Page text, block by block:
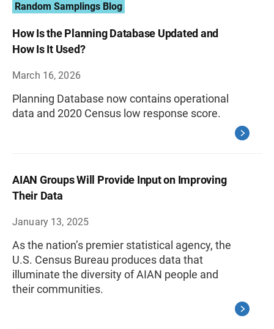
Random Samplings Blog
How Is the Planning Database Updated and
How Is It Used?
March 16, 2026
Planning Database now contains operational
data and 2020 Census low response score.
AIAN Groups Will Provide Input on Improving
Their Data
January 13, 2025
As the nation’s premier statistical agency, the
U.S. Census Bureau produces data that
illuminate the diversity of AIAN people and
their communities.